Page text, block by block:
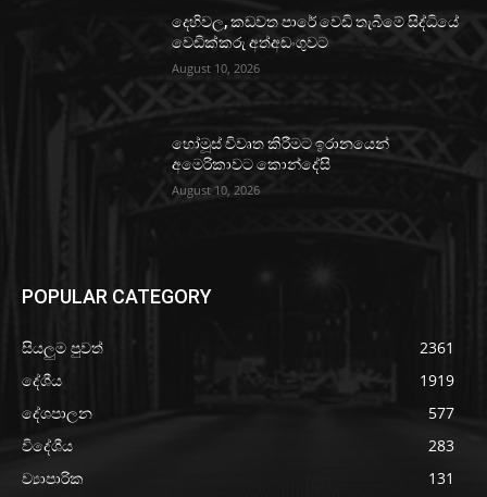
දෙහිවල, කඩවත පාරේ වෙඩි තැබීමේ සිද්ධියේ
වෙඩික්කරු අත්අඩංගුවට
August 10, 2026
හෝමූස් විවෘත කිරීමට ඉරානයෙන්
අමෙරිකාවට කොන්දේසි
August 10, 2026
POPULAR CATEGORY
සියලුම පුවත්
2361
දේශීය
1919
දේශපාලන
577
විදේශීය
283
ව්‍යාපාරික
131